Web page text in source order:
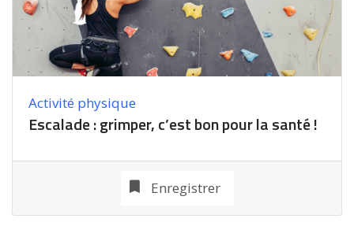
Activité physique
Escalade : grimper, c’est bon pour la santé !
Enregistrer